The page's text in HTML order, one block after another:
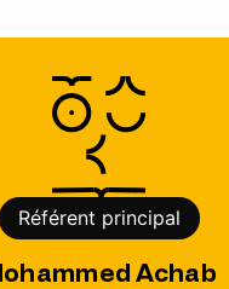
Référent principal
Achab